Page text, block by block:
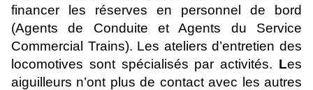
financer les réserves en personnel de bord
(Agents de Conduite et Agents du Service
Commercial Trains). Les ateliers d’entretien des
locomotives sont spécialisés par activités. Les
aiguilleurs n’ont plus de contact avec les autres